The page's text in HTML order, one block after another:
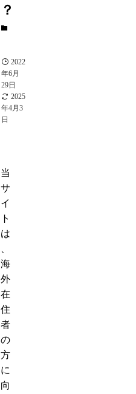
？
2022
年6月
29日
2025
年4月3
日
当
サ
イ
ト
は
海
外
在
住
者
の
方
に
向